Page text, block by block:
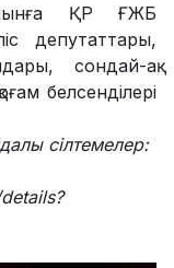
ҚР ҒЖБ
депутаттары,
сондай-ақ
белсенділері
сілтемелер: